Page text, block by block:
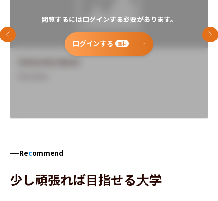
閲覧するにはログインする必要があります。
ログインする 無料
前のスライド 次
Recommend
少し頑張れば目指せる大学